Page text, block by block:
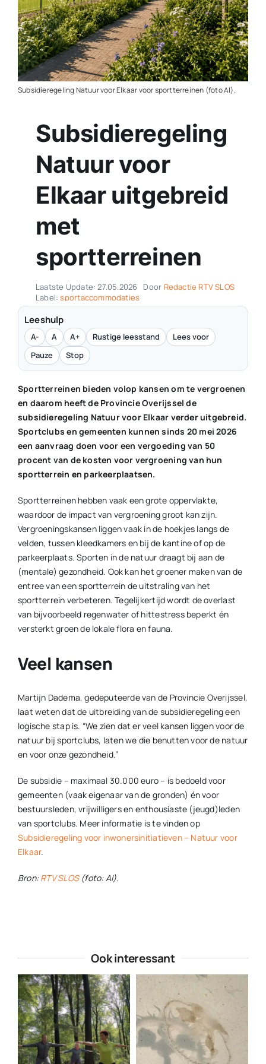
Contact
Plaats je eigen nieuws
Subsidieregeling Natuur voor Elkaar voor sportterreinen (foto AI).
Subsidieregeling
Natuur voor
Elkaar uitgebreid
met
sportterreinen
Laatste Update: 27.05.2026 Door Redactie RTV SLOS
Label:sportaccommodaties
Leeshulp
A- A A+ Rustige leesstand
Lees voor
Pauze
Stop
Sportterreinen bieden volop kansen om te vergroenen
en daarom heeft de Provincie Overijssel de
subsidieregeling Natuur voor Elkaar verder uitgebreid.
Sportclubs en gemeenten kunnen sinds 20 mei 2026
een aanvraag doen voor een vergoeding van 50
procent van de kosten voor vergroening van hun
sportterrein en parkeerplaatsen.
Sportterreinen hebben vaak een grote oppervlakte,
waardoor de impact van vergroening groot kan zijn.
Vergroeningskansen liggen vaak in de hoekjes langs de
velden, tussen kleedkamers en bij de kantine of op de
parkeerplaats. Sporten in de natuur draagt bij aan de
(mentale) gezondheid. Ook kan het groener maken van de
entree van een sportterrein de uitstraling van het
sportterrein verbeteren. Tegelijkertijd wordt de overlast
van bijvoorbeeld regenwater of hittestress beperkt én
versterkt groen de lokale flora en fauna.
Veel kansen
Martijn Dadema, gedeputeerde van de Provincie Overijssel,
laat weten dat de uitbreiding van de subsidieregeling een
logische stap is. “We zien dat er veel kansen liggen voor de
natuur bij sportclubs, laten we die benutten voor de natuur
en voor onze gezondheid.”
De subsidie – maximaal 30.000 euro – is bedoeld voor
gemeenten (vaak eigenaar van de gronden) én voor
bestuursleden, vrijwilligers en enthousiaste (jeugd)leden
van sportclubs. Meer informatie is te vinden op
Subsidieregeling voor inwonersinitiatieven – Natuur voor
Elkaar.
Bron:RTV SLOS (foto: AI).
Ook interessant